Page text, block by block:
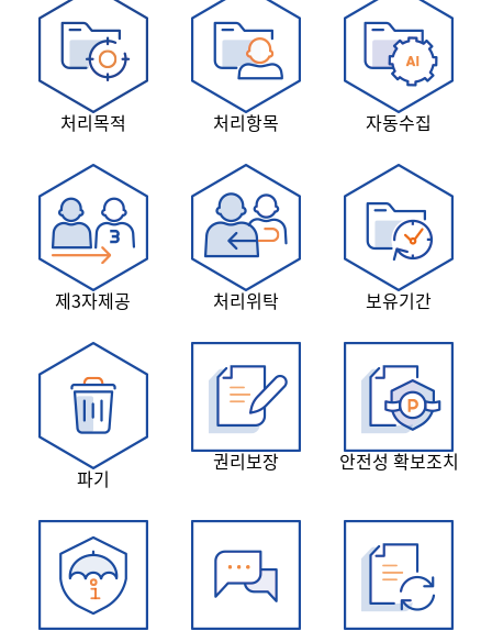
처리목적 처리항목 자동수집
제3자제공 처리위탁 보유기간
파기
권리보장 안전성 확보조치